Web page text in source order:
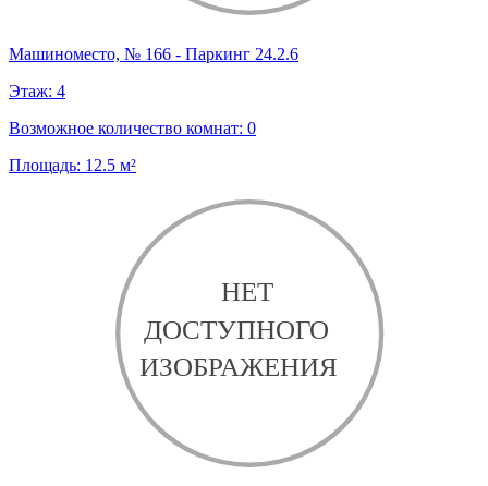
Машиноместо, № 166 - Паркинг 24.2.6
Этаж: 4
Возможное количество комнат: 0
Площадь: 12.5 м²